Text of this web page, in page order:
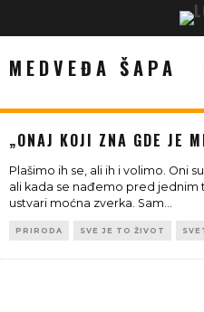
MEDVEĐA ŠAPA
„ONAJ KOJI ZNA GDE JE
Plašimo ih se, ali ih i volimo. Oni
ali kada se nađemo pred jednim
ustvari moćna zverka. Sam...
PRIRODA SVE JE TO ŽIVOT